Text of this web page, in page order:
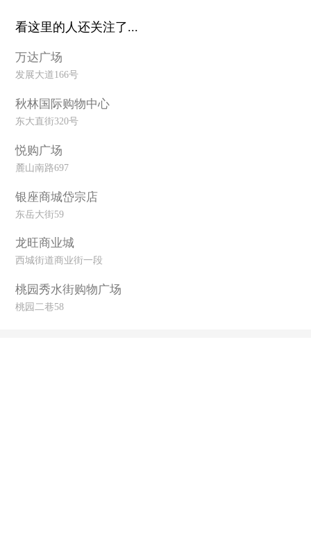
看这里的人还关注了...
万达广场
发展大道166号
秋林国际购物中心
东大直街320号
悦购广场
麓山南路697
银座商城岱宗店
东岳大街59
龙旺商业城
西城街道商业街一段
桃园秀水街购物广场
桃园二巷58